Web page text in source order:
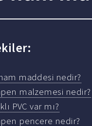
maddesi nedir?
malzemesi nedir?
PVC var mı?
pencere nedir?